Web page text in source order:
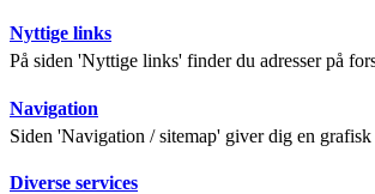
Nyttige links
På siden 'Nyttige links' finder du adresser på
Navigation
Siden 'Navigation / sitemap' giver dig en
Diverse services